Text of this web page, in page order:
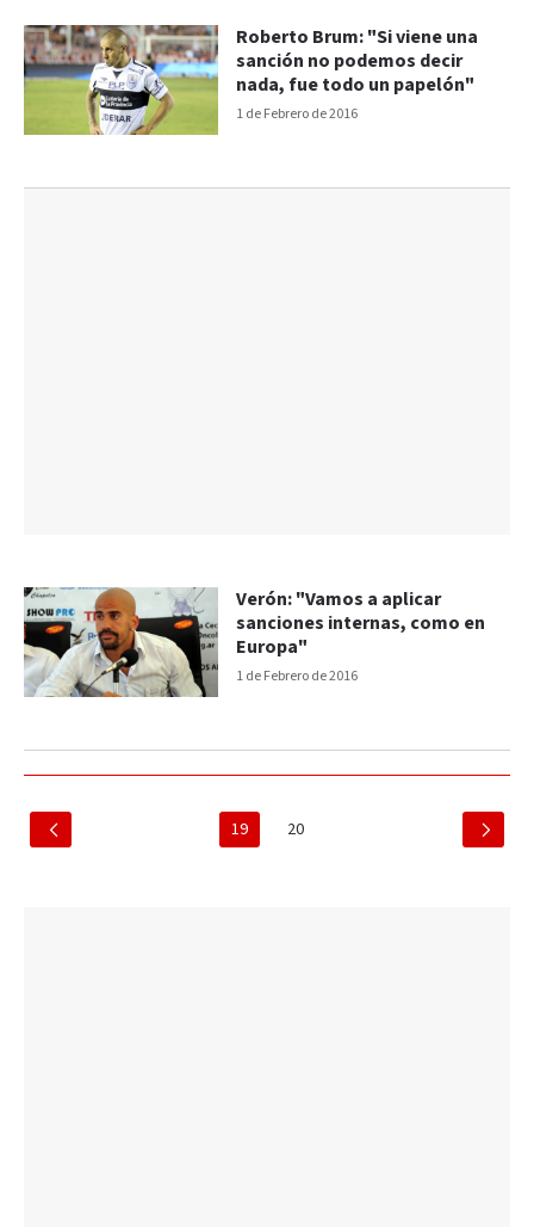
1 de Febrero de 2016
Roberto Brum: "Si viene una
sanción no podemos decir
nada, fue todo un papelón"
1 de Febrero de 2016
Verón: "Vamos a aplicar
sanciones internas, como en
Europa"
19 20